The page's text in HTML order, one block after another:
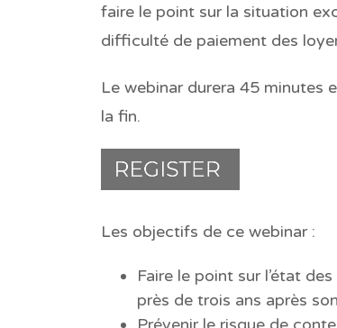
faire le point sur la situation
difficulté de paiement des
Le webinar durera 45 minutes
la fin.
Les objectifs de ce webinar :
Faire le point sur l’état
près de trois ans après